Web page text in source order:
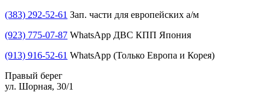
(383) 292-52-61 Зап. части для европейских а/м
(923) 775-07-87 WhatsApp ДВС КПП Япония
(913) 916-52-61 WhatsApp (Только Европа и Корея)
Правый берег
ул. Шорная, 30/1